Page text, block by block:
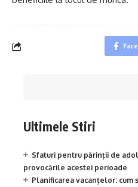
Ultimele Stiri
Sfaturi pentru părinții de
provocările acestei perioade
Planificarea vacanțelor: cum